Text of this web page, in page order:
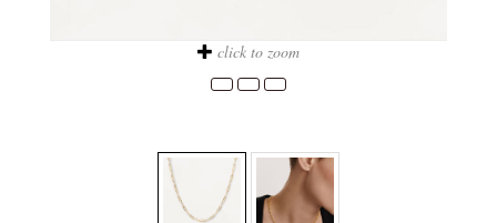
click to zoom